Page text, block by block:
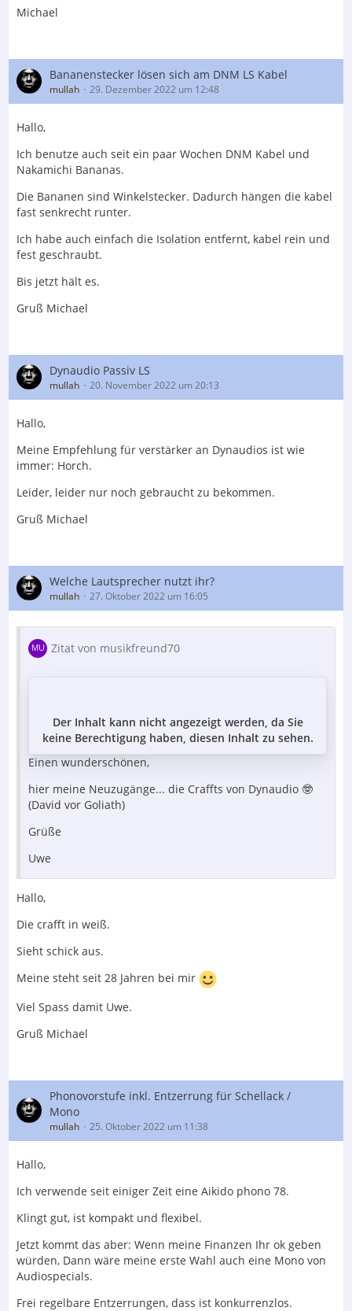
Michael
Bananenstecker lösen sich am DNM LS Kabel
mullah 29. Dezember 2022 um 12:48
Hallo,
Ich benutze auch seit ein paar Wochen DNM Kabel und
Nakamichi Bananas.
Die Bananen sind Winkelstecker. Dadurch hängen die kabel
fast senkrecht runter.
Ich habe auch einfach die Isolation entfernt, kabel rein und
fest geschraubt.
Bis jetzt hält es.
Gruß Michael
Dynaudio Passiv LS
mullah 20. November 2022 um 20:13
Hallo,
Meine Empfehlung für verstärker an Dynaudios ist wie
immer: Horch.
Leider, leider nur noch gebraucht zu bekommen.
Gruß Michael
Welche Lautsprecher nutzt ihr?
mullah 27. Oktober 2022 um 16:05
Zitat von musikfreund70
Der Inhalt kann nicht angezeigt werden, da Sie
keine Berechtigung haben, diesen Inhalt zu sehen.
Einen wunderschönen,
hier meine Neuzugänge... die Craffts von Dynaudio 🤓
(David vor Goliath)
Grüße
Uwe
Hallo,
Die crafft in weiß.
Sieht schick aus.
Meine steht seit 28 Jahren bei mir
Viel Spass damit Uwe.
Gruß Michael
Phonovorstufe inkl. Entzerrung für Schellack /
Mono
mullah 25. Oktober 2022 um 11:38
Hallo,
Ich verwende seit einiger Zeit eine Aikido phono 78.
Klingt gut, ist kompakt und flexibel.
Jetzt kommt das aber: Wenn meine Finanzen Ihr ok geben
würden, Dann wäre meine erste Wahl auch eine Mono von
Audiospecials.
Frei regelbare Entzerrungen, dass ist konkurrenzlos.